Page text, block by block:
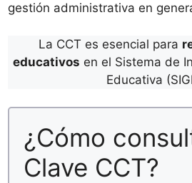
gestión administrativa en
La CCT es esencial para
educativos en el Sistema de
Educativa
¿Cómo
Clave CCT?